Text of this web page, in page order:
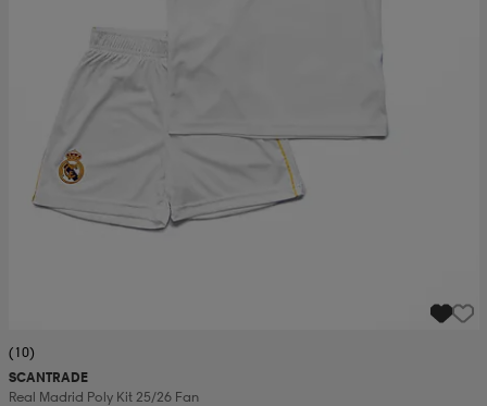
(10)
SCANTRADE
Real Madrid Poly Kit 25/26 Fan